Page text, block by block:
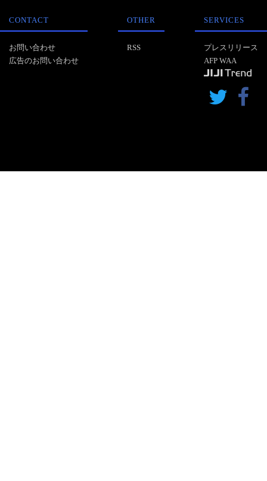
CONTACT
お問い合わせ
広告のお問い合わせ
OTHER
RSS
SERVICES
プレスリリース
AFP WAA